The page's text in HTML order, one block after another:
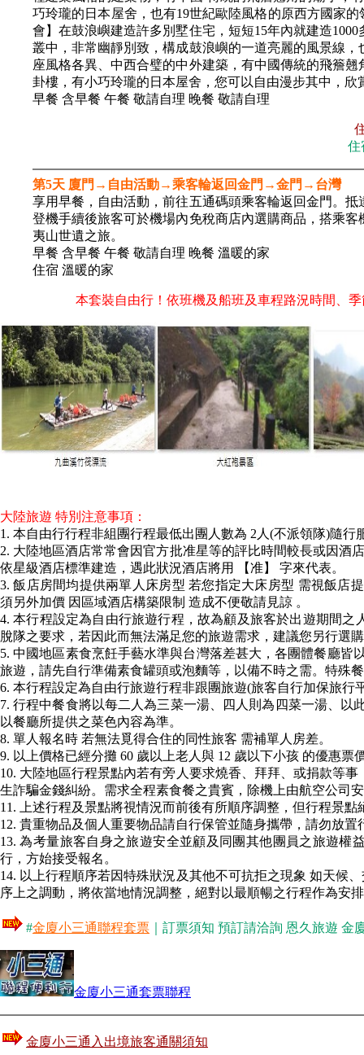
巧玲瓏的日本屋舍，也有19世紀歐陸風格的原西方國家
會】在鼓浪嶼建造許多別墅住宅，短短15年內就建造
叢中，非常幽靜別致，構成鼓浪嶼的一道亮麗的風景線
座風格各異、中西合璧的中外建築，有中國傳統的飛簷
卦樓，有小巧玲瓏的日本屋舍，您可以自由漫步其中，
早餐 含早餐 午餐 敬請自理 晚餐 敬請自理
住
第5天 廈門→自由活動→乘客輪返回金門→金門→台灣
享用早餐，自由活動，前往五通碼頭乘客輪返回金門。
登機手續後旅客可於機場內免稅商店內選購商品，搭乘
夷山世遺之旅。
早餐 含早餐 午餐 敬請自理 晚餐 溫暖的家
住宿 溫暖的家
本套裝自由行！依班機及船班及車程路況時間、
大陸旅遊 特別注意事項：
1. 本自由行行程非組團行程最低出團人數為 2人(不派領隊)隨行
2. 大陸地區酒店常常會因官方批准星等的評比時間較長或因酒
依星級酒店標準建造，遇此狀況酒店將用 【准】 字來代表。
3. 飯店房間均提供兩單人床房型 若您指定大床房型 需視飯店
須另外加價 因區域酒店構築限制 造成不便敬請見諒 。
4. 本行程設定為自由行旅遊行程，故為顧及旅客於出遊期間
脫隊之要求，若因此而無法滿足您的旅遊需求，建議您另行選
5. 中國地區素食烹飪手藝水準與台灣落差甚大，各團體餐廳皆
旅遊，請先自行準備素食罐頭或泡麵等，以備不時之需。特殊
6. 本行程設定為自由行旅遊行程非跟團旅遊(旅客自行加保旅行
7. 行程中餐食將以每二人為三菜一湯、四人則為四菜一湯、
以餐廳所提供之菜色內容為準。
8. 單人報名時 若無法覓得合住的同性旅客 需補單人房差。
9. 以上價格已經分攤 60 歲以上老人與 12 歲以下小孩 的優惠
10. 大陸地區行程景點內若有旁人要求燒香、拜拜、或捐款等
生詐騙金錢糾紛。需求全程素食餐之貴賓，除機上由航空公司
11. 上述行程及景點將視情況而前後有所順序調整，但行程景點
12. 貴重物品及個人重要物品請自行保管並隨身攜帶，請勿放
13. 為考量旅客自身之旅遊安全並顧及同團其他團員之旅遊權
行，方始接受報名。
14. 以上行程順序若因特殊狀況及其他不可抗拒之現象 如天候
序上之調動，將依當地情況調整，絕對以最順暢之行程作為安
#金廈小三通聯程套票 ｜訂票須知 預訂請洽詢 恩久旅遊 金
金廈小三通套票聯程
金廈小三通入出境旅客通關須知